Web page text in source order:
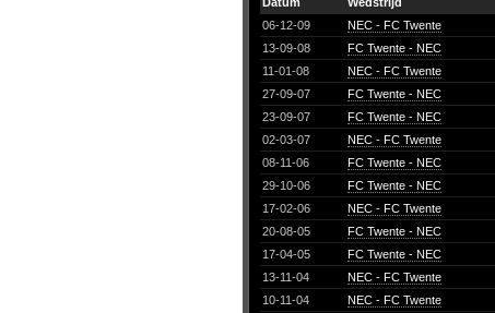
06-12-09
NEC - FC Twente
13-09-08
FC Twente - NEC
11-01-08
NEC - FC Twente
27-09-07
FC Twente - NEC
23-09-07
FC Twente - NEC
02-03-07
NEC - FC Twente
08-11-06
FC Twente - NEC
29-10-06
FC Twente - NEC
17-02-06
NEC - FC Twente
20-08-05
FC Twente - NEC
17-04-05
FC Twente - NEC
13-11-04
NEC - FC Twente
10-11-04
NEC - FC Twente